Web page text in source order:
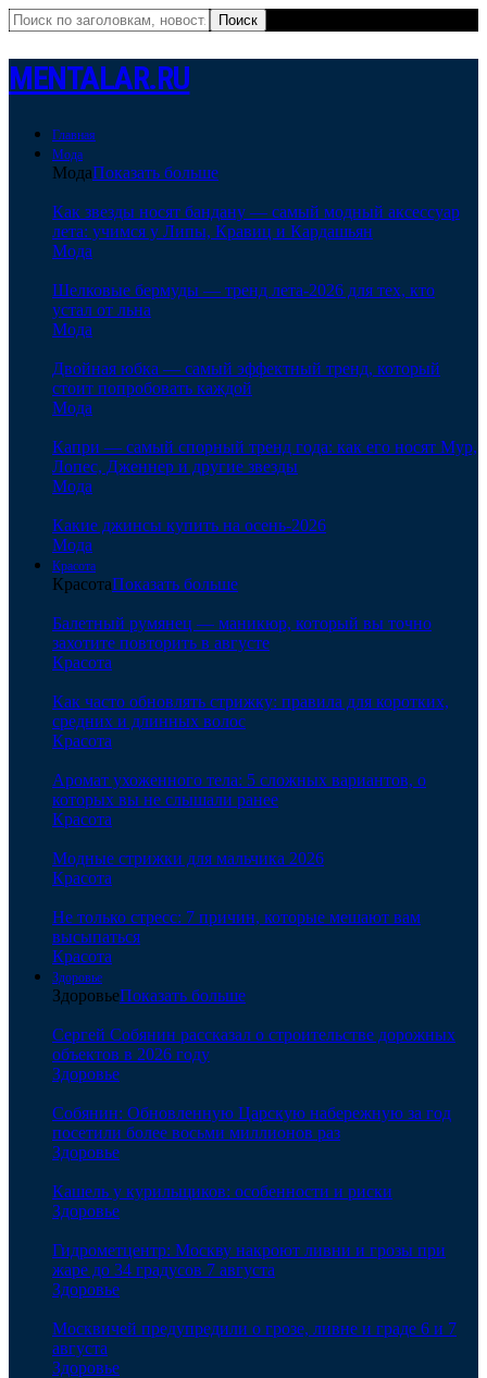
MENTALAR.RU
Главная
Мода
МодаПоказать больше
Как звезды носят бандану — самый модный аксессуар
лета: учимся у Липы, Кравиц и Кардашьян
Мода
Шелковые бермуды — тренд лета-2026 для тех, кто
устал от льна
Мода
Двойная юбка — самый эффектный тренд, который
стоит попробовать каждой
Мода
Капри — самый спорный тренд года: как его носят Мур,
Лопес, Дженнер и другие звезды
Мода
Какие джинсы купить на осень-2026
Мода
Красота
КрасотаПоказать больше
Балетный румянец — маникюр, который вы точно
захотите повторить в августе
Красота
Как часто обновлять стрижку: правила для коротких,
средних и длинных волос
Красота
Аромат ухоженного тела: 5 сложных вариантов, о
которых вы не слышали ранее
Красота
Модные стрижки для мальчика 2026
Красота
Не только стресс: 7 причин, которые мешают вам
высыпаться
Красота
Здоровье
ЗдоровьеПоказать больше
Сергей Собянин рассказал о строительстве дорожных
объектов в 2026 году
Здоровье
Собянин: Обновленную Царскую набережную за год
посетили более восьми миллионов раз
Здоровье
Кашель у курильщиков: особенности и риски
Здоровье
Гидрометцентр: Москву накроют ливни и грозы при
жаре до 34 градусов 7 августа
Здоровье
Москвичей предупредили о грозе, ливне и граде 6 и 7
августа
Здоровье